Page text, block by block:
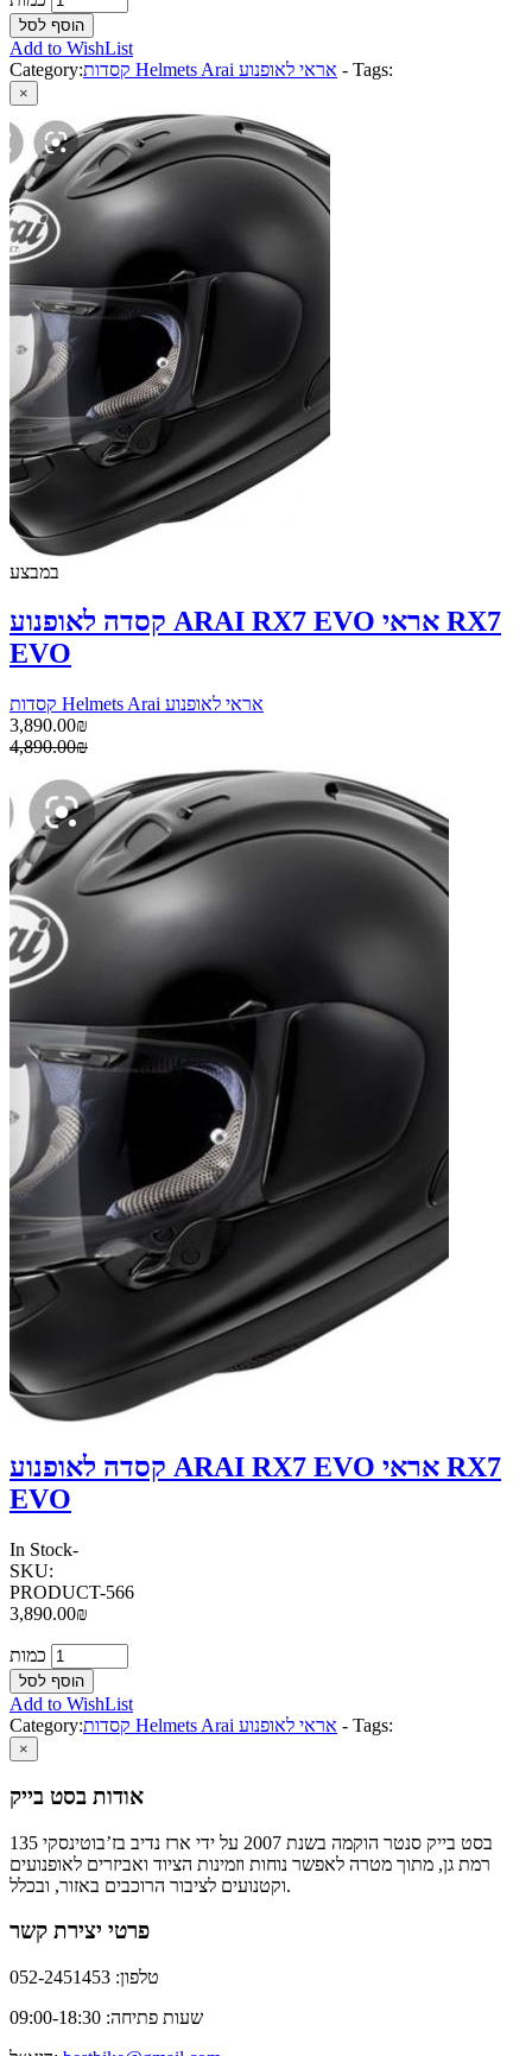
Add to WishList
Category:
קסדות Helmets Arai אראי לאופנוע - Tags:
×
במבצע
קסדה לאופנוע ARAI RX7 EVO אראי RX7
EVO
קסדות Helmets Arai אראי לאופנוע
3,890.00₪
4,890.00₪
קסדה לאופנוע ARAI RX7 EVO אראי RX7
EVO
In Stock-
SKU:
PRODUCT-566
3,890.00₪
Add to WishList
Category:
קסדות Helmets Arai אראי לאופנוע - Tags:
×
אודות בסט בייק
בסט בייק סנטר הוקמה בשנת 2007 על ידי ארז נדיב בז’בוטינסקי 135
רמת גן, מתוך מטרה לאפשר נוחות וזמינות הציוד ואביזרים לאופנועים
וקטנועים לציבור הרוכבים באזור, ובכלל.
פרטי יצירת קשר
טלפון: 052-2451453
שעות פתיחה: 09:00-18:30